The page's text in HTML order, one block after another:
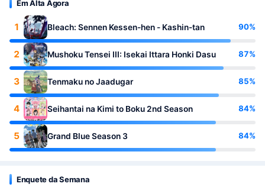
Em Alta Agora
1 Bleach: Sennen Kessen-hen - Kashin-tan 90%
2 Mushoku Tensei III: Isekai Ittara Honki Dasu 87%
3 Tenmaku no Jaadugar 85%
4 Seihantai na Kimi to Boku 2nd Season 84%
5 Grand Blue Season 3 84%
Enquete da Semana